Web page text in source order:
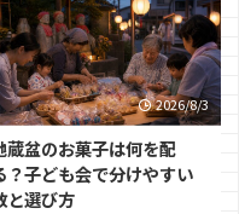
2026/8/3
蔵盆のお菓子は何を配
？子ども会で分けやすい
と選び方